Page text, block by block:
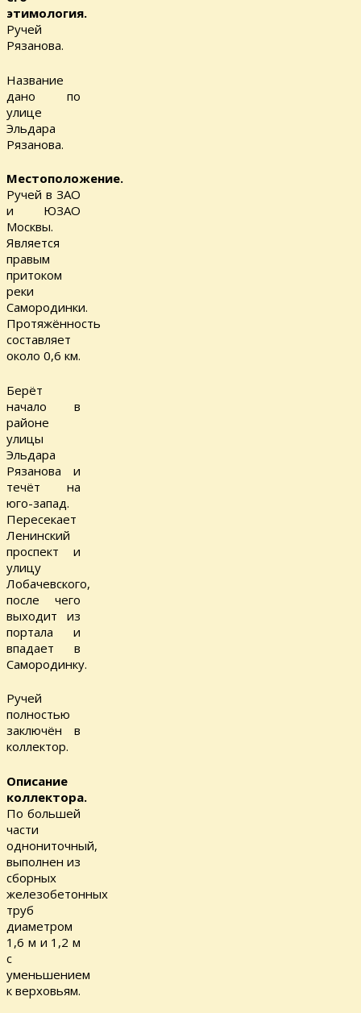
этимология.
Ручей
Рязанова.
Название
дано по
улице
Эльдара
Рязанова.
Местоположение.
Ручей в ЗАО
и ЮЗАО
Москвы.
Является
правым
притоком
реки
Самородинки.
Протяжённость
составляет
около 0,6 км.
Берёт
начало в
районе
улицы
Эльдара
Рязанова и
течёт на
юго-запад.
Пересекает
Ленинский
проспект и
улицу
Лобачевского,
после чего
выходит из
портала и
впадает в
Самородинку.
Ручей
полностью
заключён в
коллектор.
Описание
коллектора.
По большей
части
однониточный,
выполнен из
сборных
железобетонных
труб
диаметром
1,6 м и 1,2 м
с
уменьшением
к верховьям.